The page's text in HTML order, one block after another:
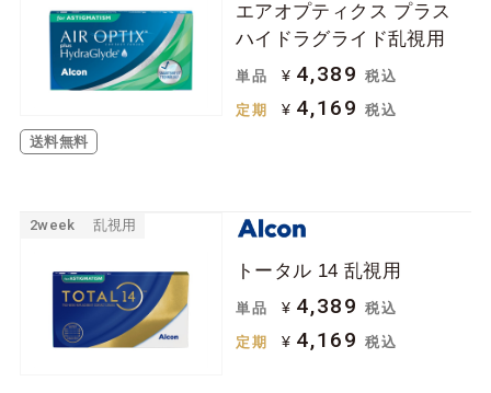
送料無料
エアオプティクス プラス
ハイドラグライド乱視用
単品 ¥ 4,389 税込
定期 ¥ 4,169 税込
2week 乱視用
トータル 14 乱視用
単品 ¥ 4,389 税込
定期 ¥ 4,169 税込